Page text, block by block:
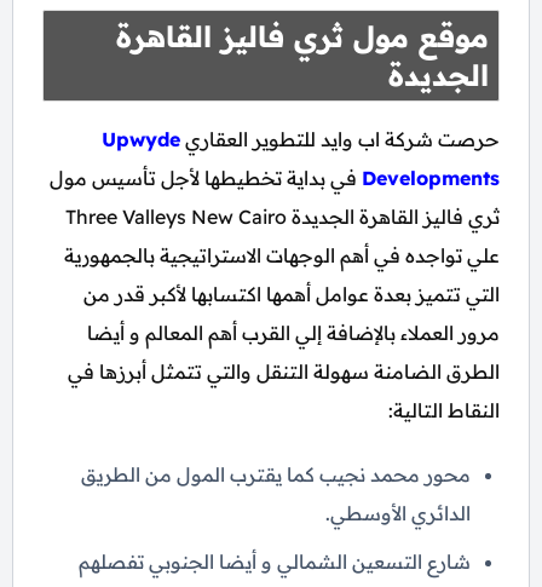
موقع مول ثري فاليز القاهرة
الجديدة
حرصت شركة اب وايد للتطوير العقاري Upwyde
Developments في بداية تخطيطها لأجل تأسيس مول
ثري فاليز القاهرة الجديدة Three Valleys New Cairo
علي تواجده في أهم الوجهات الاستراتيجية بالجمهورية
التي تتميز بعدة عوامل أهمها اكتسابها لأكبر قدر من
مرور العملاء بالإضافة إلي القرب أهم المعالم و أيضا
الطرق الضامنة سهولة التنقل والتي تتمثل أبرزها في
النقاط التالية:
محور محمد نجيب كما يقترب المول من الطريق
الدائري الأوسطي.
شارع التسعين الشمالي و أيضا الجنوبي تفصلهم